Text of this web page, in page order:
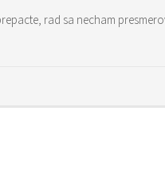
rad sa necham